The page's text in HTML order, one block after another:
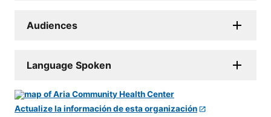
Audiences
Language Spoken
Actualize la información de esta organización